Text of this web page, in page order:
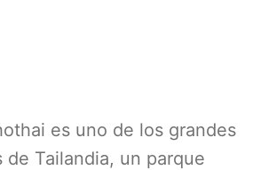
es uno de los grandes
de Tailandia, un parque